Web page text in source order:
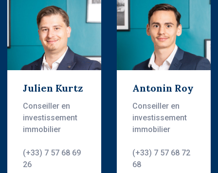
Julien Kurtz
Conseiller en
investissement
immobilier
(+33) 7 57 68 69
26
Antonin Roy
Conseiller en
investissement
immobilier
(+33) 7 57 68 72
68